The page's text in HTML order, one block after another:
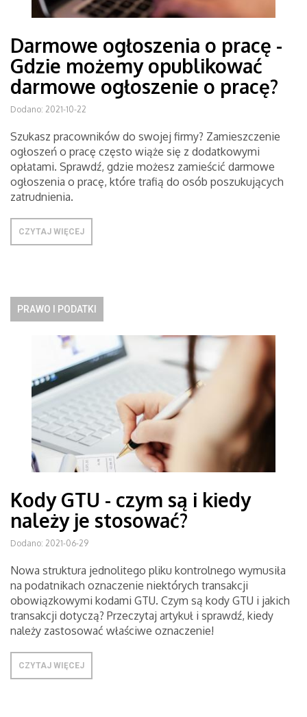
Darmowe ogłoszenia o pracę -
Gdzie możemy opublikować
darmowe ogłoszenie o pracę?
Dodano: 2021-10-22
Szukasz pracowników do swojej firmy? Zamieszczenie
ogłoszeń o pracę często wiąże się z dodatkowymi
opłatami. Sprawdź, gdzie możesz zamieścić darmowe
ogłoszenia o pracę, które trafią do osób poszukujących
zatrudnienia.
CZYTAJ WIĘCEJ
PRAWO I PODATKI
Kody GTU - czym są i kiedy
należy je stosować?
Dodano: 2021-06-29
Nowa struktura jednolitego pliku kontrolnego wymusiła
na podatnikach oznaczenie niektórych transakcji
obowiązkowymi kodami GTU. Czym są kody GTU i jakich
transakcji dotyczą? Przeczytaj artykuł i sprawdź, kiedy
należy zastosować właściwe oznaczenie!
CZYTAJ WIĘCEJ